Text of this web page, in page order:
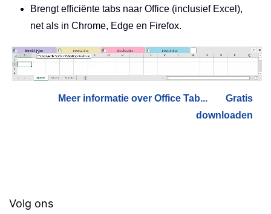
Brengt efficiënte tabs naar Office (inclusief Excel),
net als in Chrome, Edge en Firefox.
Meer informatie over Office Tab...
Gratis
downloaden
Volg ons